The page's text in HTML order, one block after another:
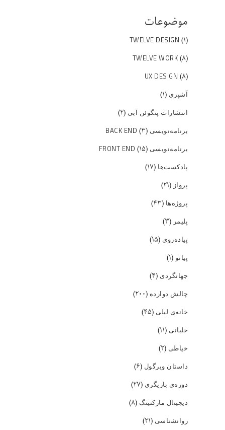
موضوعات
TWELVE DESIGN (۱)
TWELVE WORK (۸)
UX DESIGN (۸)
آشپزی (۱)
انتشارات پنگوئن آبی (۲)
برنامه‌نویسی BACK END (۳)
برنامه‌نویسی FRONT END (۱۵)
پادکست‌ها (۱۷)
پرواز(۲۱)
پروژه‌ها (۴۳)
پلیمر(۳)
پیاده‌روی (۱۵)
پیانو(۱)
جهانگردی (۴)
چالش دوازده (۲۰۰)
خانه‌ی لیلی (۴۵)
خلبانی (۱۱)
خیاطی (۲)
داستان ویرگول (۶)
دوره‌ی بازیگری (۲۷)
دیجیتال مارکتینگ (۸)
روانشناسی (۲۱)